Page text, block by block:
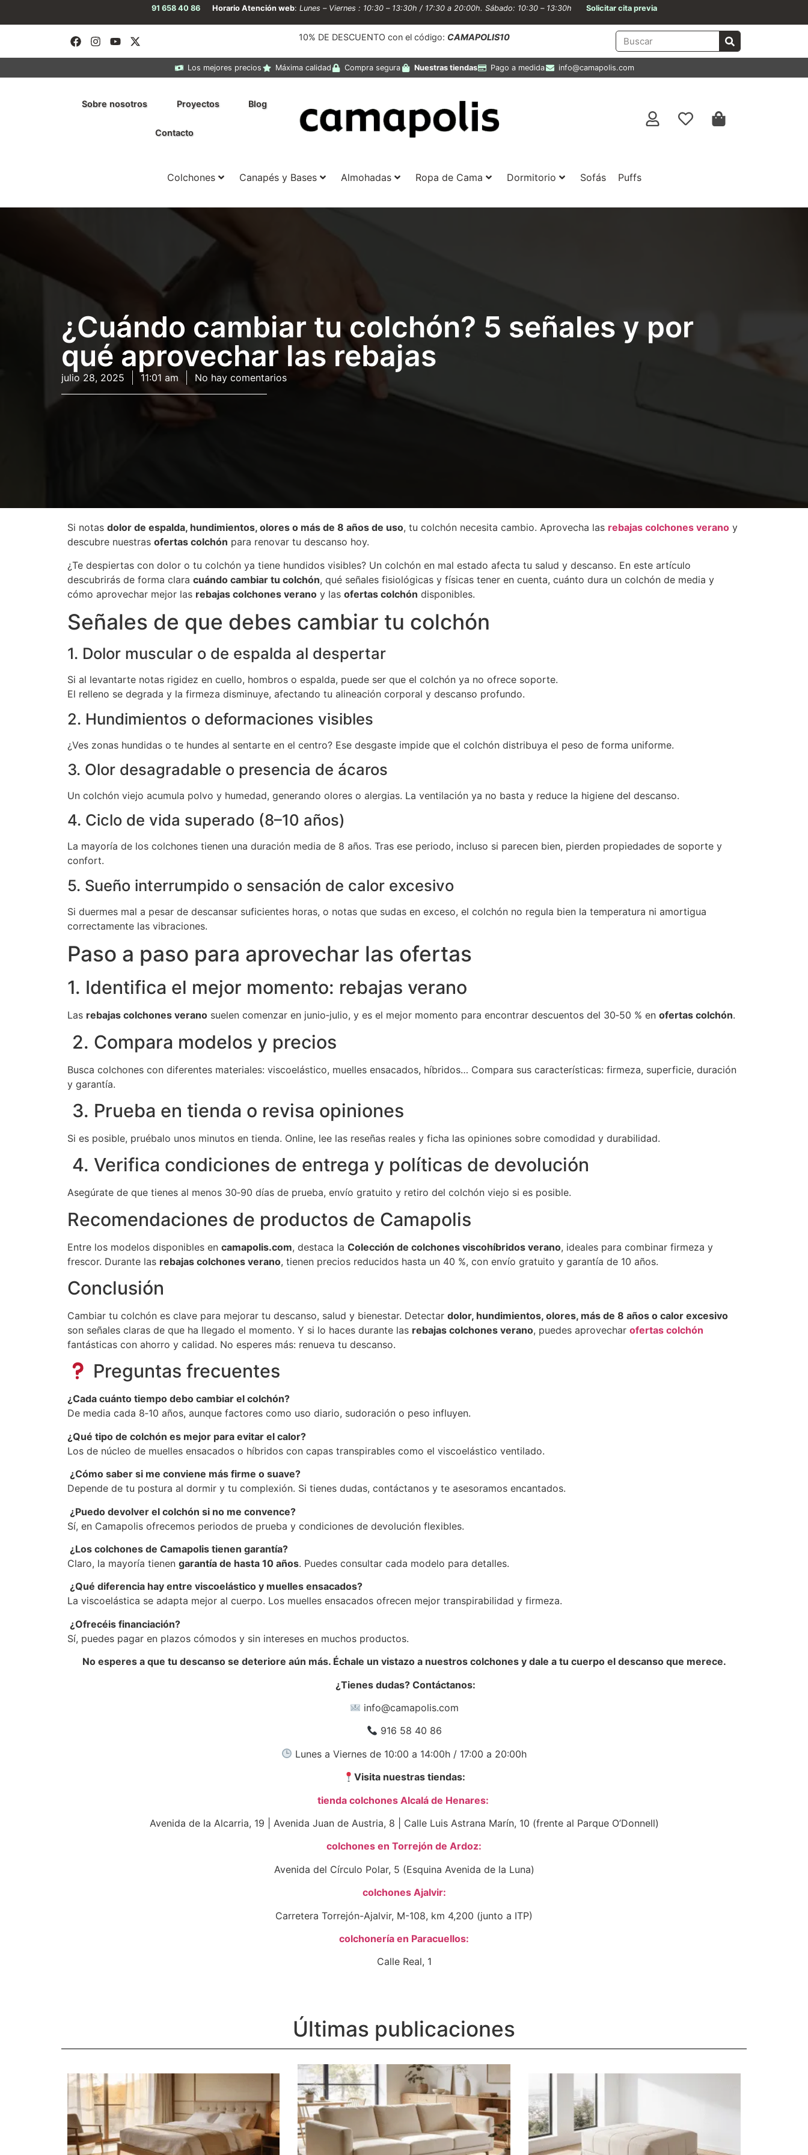
91 658 40 86 Horario Atención web: Lunes – Viernes : 10:30 – 13:30h / 17:30 a 20:00h. Sábado: 10:30 – 13:30h Solicitar cita previa
10% DE DESCUENTO con el código: CAMAPOLIS10
Los mejores precios Máxima calidad Compra segura Nuestras tiendas Pago a medida info@camapolis.com
Sobre nosotros Proyectos Blog
Contacto
Colchones Canapés y Bases Almohadas Ropa de Cama Dormitorio Sofás Puffs
¿Cuándo cambiar tu colchón? 5 señales y por
qué aprovechar las rebajas
julio 28, 2025 11:01 am No hay comentarios
Si notas dolor de espalda, hundimientos, olores o más de 8 años de uso, tu colchón necesita cambio. Aprovecha las rebajas colchones verano y
descubre nuestras ofertas colchón para renovar tu descanso hoy.
¿Te despiertas con dolor o tu colchón ya tiene hundidos visibles? Un colchón en mal estado afecta tu salud y descanso. En este artículo
descubrirás de forma clara cuándo cambiar tu colchón, qué señales fisiológicas y físicas tener en cuenta, cuánto dura un colchón de media y
cómo aprovechar mejor las rebajas colchones verano y las ofertas colchón disponibles.
Señales de que debes cambiar tu colchón
1. Dolor muscular o de espalda al despertar
Si al levantarte notas rigidez en cuello, hombros o espalda, puede ser que el colchón ya no ofrece soporte.
El relleno se degrada y la firmeza disminuye, afectando tu alineación corporal y descanso profundo.
2. Hundimientos o deformaciones visibles
¿Ves zonas hundidas o te hundes al sentarte en el centro? Ese desgaste impide que el colchón distribuya el peso de forma uniforme.
3. Olor desagradable o presencia de ácaros
Un colchón viejo acumula polvo y humedad, generando olores o alergias. La ventilación ya no basta y reduce la higiene del descanso.
4. Ciclo de vida superado (8–10 años)
La mayoría de los colchones tienen una duración media de 8 años. Tras ese periodo, incluso si parecen bien, pierden propiedades de soporte y
confort.
5. Sueño interrumpido o sensación de calor excesivo
Si duermes mal a pesar de descansar suficientes horas, o notas que sudas en exceso, el colchón no regula bien la temperatura ni amortigua
correctamente las vibraciones.
Paso a paso para aprovechar las ofertas
1. Identifica el mejor momento: rebajas verano
Las rebajas colchones verano suelen comenzar en junio‑julio, y es el mejor momento para encontrar descuentos del 30‑50 % en ofertas colchón.
2. Compara modelos y precios
Busca colchones con diferentes materiales: viscoelástico, muelles ensacados, híbridos… Compara sus características: firmeza, superficie, duración
y garantía.
3. Prueba en tienda o revisa opiniones
Si es posible, pruébalo unos minutos en tienda. Online, lee las reseñas reales y ficha las opiniones sobre comodidad y durabilidad.
4. Verifica condiciones de entrega y políticas de devolución
Asegúrate de que tienes al menos 30‑90 días de prueba, envío gratuito y retiro del colchón viejo si es posible.
Recomendaciones de productos de Camapolis
Entre los modelos disponibles en camapolis.com, destaca la Colección de colchones viscohíbridos verano, ideales para combinar firmeza y
frescor. Durante las rebajas colchones verano, tienen precios reducidos hasta un 40 %, con envío gratuito y garantía de 10 años.
Conclusión
Cambiar tu colchón es clave para mejorar tu descanso, salud y bienestar. Detectar dolor, hundimientos, olores, más de 8 años o calor excesivo
son señales claras de que ha llegado el momento. Y si lo haces durante las rebajas colchones verano, puedes aprovechar ofertas colchón
fantásticas con ahorro y calidad. No esperes más: renueva tu descanso.
Preguntas frecuentes
¿Cada cuánto tiempo debo cambiar el colchón?
De media cada 8‑10 años, aunque factores como uso diario, sudoración o peso influyen.
¿Qué tipo de colchón es mejor para evitar el calor?
Los de núcleo de muelles ensacados o híbridos con capas transpirables como el viscoelástico ventilado.
¿Cómo saber si me conviene más firme o suave?
Depende de tu postura al dormir y tu complexión. Si tienes dudas, contáctanos y te asesoramos encantados.
¿Puedo devolver el colchón si no me convence?
Sí, en Camapolis ofrecemos periodos de prueba y condiciones de devolución flexibles.
¿Los colchones de Camapolis tienen garantía?
Claro, la mayoría tienen garantía de hasta 10 años. Puedes consultar cada modelo para detalles.
¿Qué diferencia hay entre viscoelástico y muelles ensacados?
La viscoelástica se adapta mejor al cuerpo. Los muelles ensacados ofrecen mejor transpirabilidad y firmeza.
¿Ofrecéis financiación?
Sí, puedes pagar en plazos cómodos y sin intereses en muchos productos.
No esperes a que tu descanso se deteriore aún más. Échale un vistazo a nuestros colchones y dale a tu cuerpo el descanso que merece.
¿Tienes dudas? Contáctanos:
info@camapolis.com
916 58 40 86
Lunes a Viernes de 10:00 a 14:00h / 17:00 a 20:00h
Visita nuestras tiendas:
tienda colchones Alcalá de Henares:
Avenida de la Alcarria, 19 | Avenida Juan de Austria, 8 | Calle Luis Astrana Marín, 10 (frente al Parque O’Donnell)
colchones en Torrejón de Ardoz:
Avenida del Círculo Polar, 5 (Esquina Avenida de la Luna)
colchones Ajalvir:
Carretera Torrejón-Ajalvir, M-108, km 4,200 (junto a ITP)
colchonería en Paracuellos:
Calle Real, 1
Últimas publicaciones